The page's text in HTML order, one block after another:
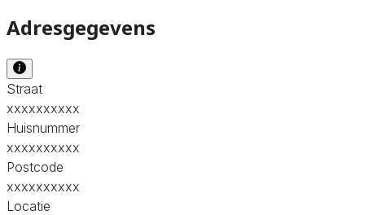
Adresgegevens
Straat
xxxxxxxxxx
Huisnummer
xxxxxxxxxx
Postcode
xxxxxxxxxx
Locatie